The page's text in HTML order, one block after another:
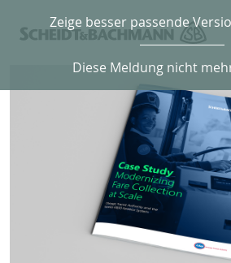
Zeige besser passende
Diese Meldung nicht